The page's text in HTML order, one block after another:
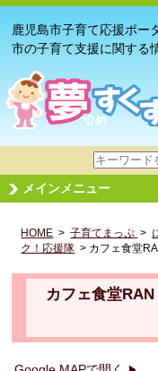
鹿児島市子育て応援ポー
市の子育て支援に関する
サ
イ
ト
検
索
メインメニュー
HOME >子育てまっぷ >
ク！応援隊 > カフェ食堂
カフェ食堂RAN